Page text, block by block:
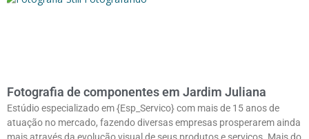
Fotografia de componentes em Jardim Juliana
Estúdio especializado em {Esp_Servico} com mais de 15 anos de
atuação no mercado, fazendo diversas empresas prosperarem ainda
mais através da evolução visual de seus produtos e serviços. Mais do